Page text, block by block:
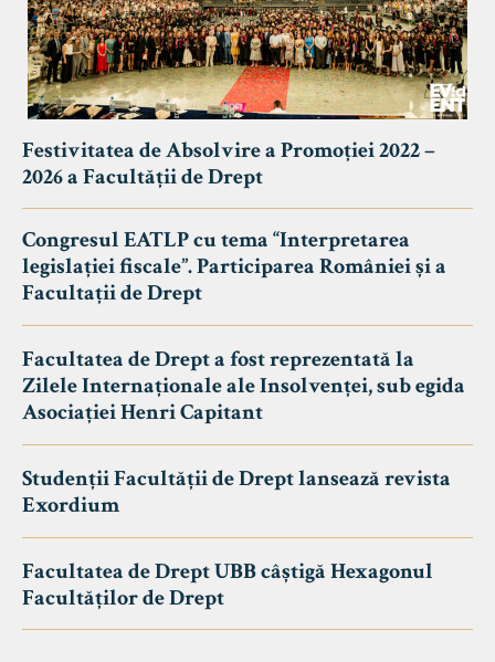
Festivitatea de Absolvire a Promoției 2022 –
2026 a Facultății de Drept
Congresul EATLP cu tema “Interpretarea
legislației fiscale”. Participarea României și a
Facultații de Drept
Facultatea de Drept a fost reprezentată la
Zilele Internaționale ale Insolvenței, sub egida
Asociației Henri Capitant
Studenții Facultății de Drept lansează revista
Exordium
Facultatea de Drept UBB câștigă Hexagonul
Facultăților de Drept